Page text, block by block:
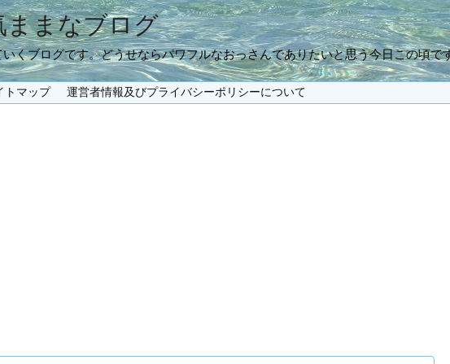
まなブログ
くブログです。どうせならパワフルなおっさんでありたいと思う今日この頃で
トマップ 運営者情報及びプライバシーポリシーについて